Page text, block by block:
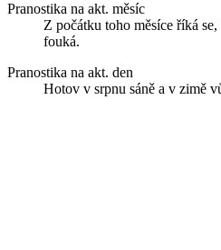
Pranostika na akt. měsíc
Z počátku toho měsíce říká
fouká.
Pranostika na akt. den
Hotov v srpnu sáně a v zimě